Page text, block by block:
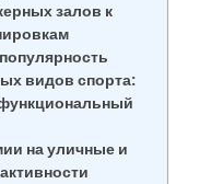
залов к
видов спорта:
на уличные и